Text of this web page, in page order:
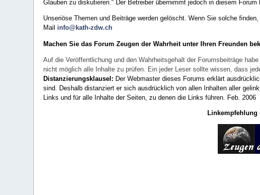
Glauben zu diskutieren." Der Betreiber übernimmt jedoch in diesem
Unseriöse Themen und Beiträge werden gelöscht. Wenn Sie solche
Mail info@kath-zdw.ch
Machen Sie das Forum Zeugen der Wahrheit unter Ihren Freunden
Auf die Veröffentlichung und den Wahrheitsgehalt der Forumsbeiträge
nicht möglich alle Inhalte zu prüfen. Ein jeder Leser sollte wissen, dass
Distanzierungsklausel: Der Webmaster dieses Forums erklärt
sind. Deshalb distanziert er sich ausdrücklich von allen Inhalten aller
Links und für alle Inhalte der Seiten, zu denen die Links führen. Feb. 2006
Linkempfehlung